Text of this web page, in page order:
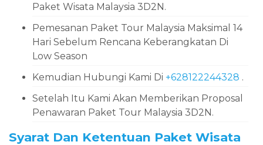
Paket Wisata Malaysia 3D2N.
Pemesanan Paket Tour Malaysia Maksimal 14
Hari Sebelum Rencana Keberangkatan Di
Low Season
Kemudian Hubungi Kami Di +628122244328 .
Setelah Itu Kami Akan Memberikan Proposal
Penawaran Paket Tour Malaysia 3D2N.
Syarat Dan Ketentuan Paket Wisata